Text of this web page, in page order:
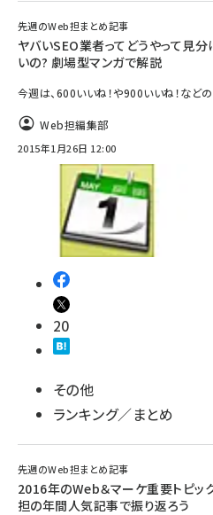
先週のWeb担まとめ記事
ヤバいSEO業者ってどうやって見
いの? 劇場型マンガで解説
今週は、600いいね！や900いいね！など
Web担編集部
2015年1月26日 12:00
20
その他
ランキング／まとめ
先週のWeb担まとめ記事
2016年のWeb＆マーケ重要トピッ
担の年間人気記事で振り返ろう